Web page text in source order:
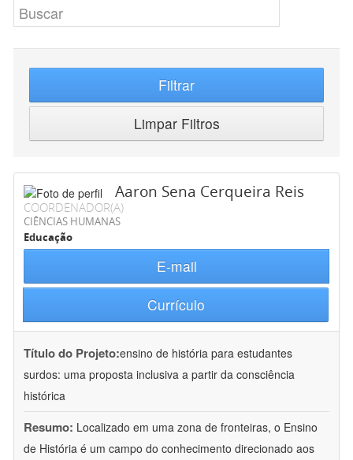
Filtrar
Limpar Filtros
Aaron Sena Cerqueira Reis
COORDENADOR(A)
CIÊNCIAS HUMANAS
Educação
E-mail
Currículo
Título do Projeto:ensino de história para estudantes
surdos: uma proposta inclusiva a partir da consciência
histórica
Resumo: Localizado em uma zona de fronteiras, o Ensino
de História é um campo do conhecimento direcionado aos